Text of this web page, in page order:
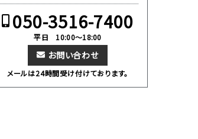
050-3516-7400
平日 10:00～18:00
お問い合わせ
メールは24時間受け付けております。